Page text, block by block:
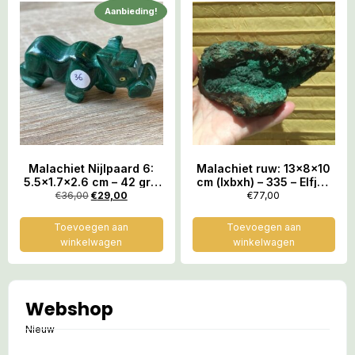
Webshop
Nieuw
Aanbieding!
Malachiet Nijlpaard 6:
5.5×1.7×2.6 cm – 42 gr –
Symbool van Sterke
en Geboorte
€36,00 €29,00
Toevoegen aan
winkelwagen
Malachiet ruw: 13x8x10
cm (lxbxh) – 335 – Elfjes
energie – Marokko
€77,00
Toevoegen aan
winkelwagen